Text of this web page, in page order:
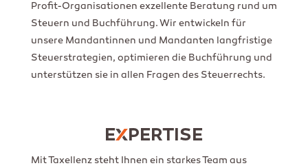
Profit-Organisationen exzellente Beratung rund um
Steuern und Buchführung. Wir entwickeln für
unsere Mandantinnen und Mandanten langfristige
Steuerstrategien, optimieren die Buchführung und
unterstützen sie in allen Fragen des Steuerrechts.
E PERTISE
Mit Taxellenz steht Ihnen ein starkes Team aus